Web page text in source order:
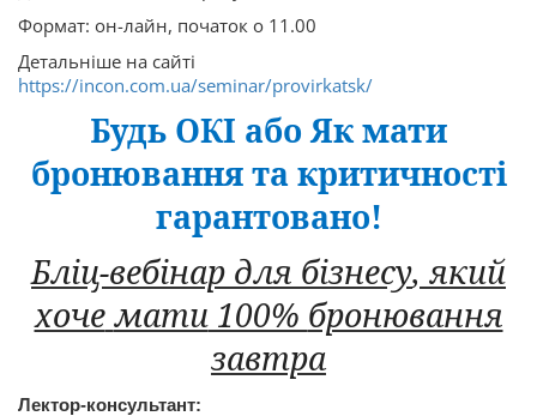
Формат: он-лайн, початок о 11.00
Детальніше на сайті
https://incon.com.ua/seminar/provirkatsk/
Будь ОКІ абоЯкмати
бронюваннятакритичності
гарантовано!
Бліц-вебінар для бізнесу, який
хоче мати100% бронювання
завтра
Лектор-консультант: